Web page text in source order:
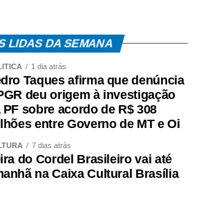
LIDAS DA SEMANA
1 dia atrás
Taques afirma que denúncia
deu origem à investigação
PF sobre acordo de R$ 308
entre Governo de MT e Oi
7 dias atrás
do Cordel Brasileiro vai até
na Caixa Cultural Brasília